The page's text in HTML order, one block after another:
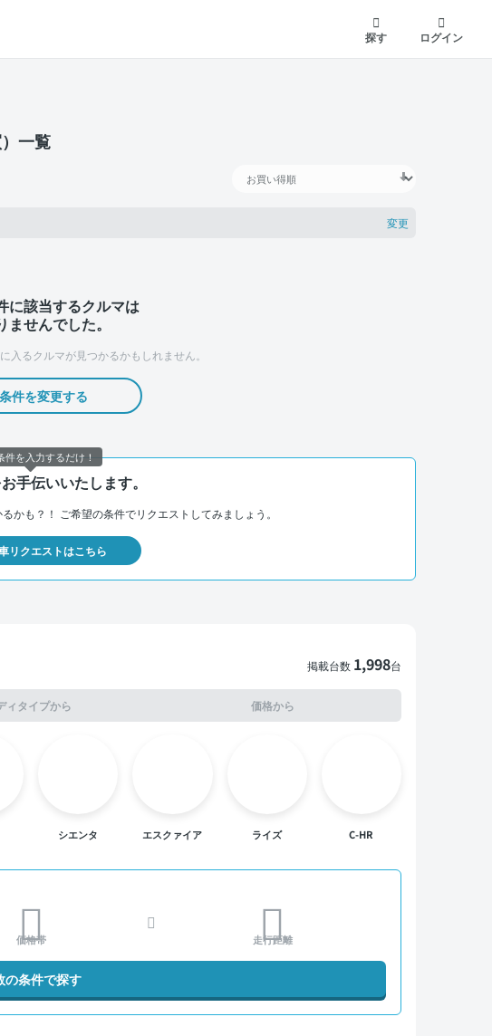
探す
ログイン
一覧
変更
に該当するクルマは
ませんでした。
入るクルマが見つかるかもしれません。
件を変更する
手伝いいたします。
かも？！ ご希望の条件でリクエストしてみましょう。
リクエストはこちら
掲載台数 1,998台
ィタイプから 価格から
シエンタ エスクァイア ライズ C-HR
価格帯 走行距離
の条件で探す
件を入力するだけ！